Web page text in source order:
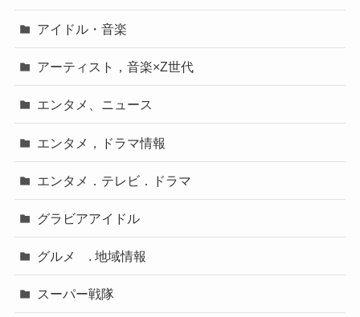
アイドル・音楽
アーティスト，音楽×Z世代
エンタメ、ニュース
エンタメ，ドラマ情報
エンタメ．テレビ．ドラマ
グラビアアイドル
グルメ . 地域情報
スーパー戦隊